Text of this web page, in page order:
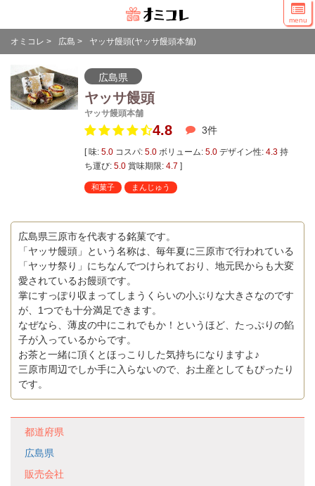
menu
オミコレ > 広島 > ヤッサ饅頭(ヤッサ饅頭本舗)
広島県
ヤッサ饅頭
ヤッサ饅頭本舗
4.8 3件
[ 味: 5.0コスパ: 5.0ボリューム: 5.0デザイン性: 4.3持
ち運び: 5.0賞味期限: 4.7 ]
和菓子 まんじゅう
広島県三原市を代表する銘菓です。
「ヤッサ饅頭」という名称は、毎年夏に三原市で行われている
「ヤッサ祭り」にちなんでつけられており、地元民からも大変
愛されているお饅頭です。
掌にすっぽり収まってしまうくらいの小ぶりな大きさなのです
が、1つでも十分満足できます。
なぜなら、薄皮の中にこれでもか！というほど、たっぷりの餡
子が入っているからです。
お茶と一緒に頂くとほっこりした気持ちになりますよ♪
三原市周辺でしか手に入らないので、お土産としてもぴったり
です。
都道府県
広島県
販売会社